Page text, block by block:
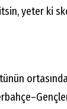
yeter ki